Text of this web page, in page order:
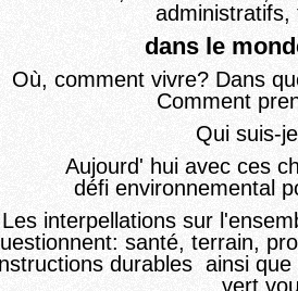
administratifs,
dans le
Où, comment vivre? Dans
Comment
Qui suis-
Aujourd' hui avec ces
défi environnemental
Les interpellations sur
santé, terrain,
durables ainsi que
vert